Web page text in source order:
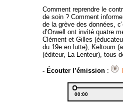
Comment reprendre le
de soin ? Comment
de la grève des données,
d’Orwell ont invité quatre
Clément et Gilles
du 19e en lutte), Keltoum
(éditeur, La Lenteur), tous
- Écouter l’émission :
Audio
PlayerCurrent
time
00:00